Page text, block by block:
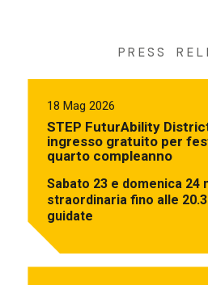
PRESS
18 Mag 2026
STEP FuturAbility
ingresso gratuito per
quarto compleanno
Sabato 23 e domenica 24
straordinaria fino alle
guidate